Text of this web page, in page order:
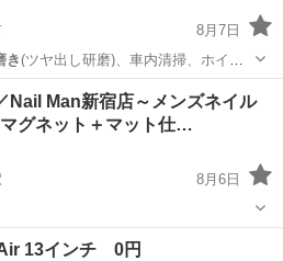
8月7日
き (ツヤ出し研磨)、車内清掃、ホイー
Nail Man新宿店～メンズネイル
グネット＋マット仕…
8月6日
ネイル ネイルサロン
13インチ 0円